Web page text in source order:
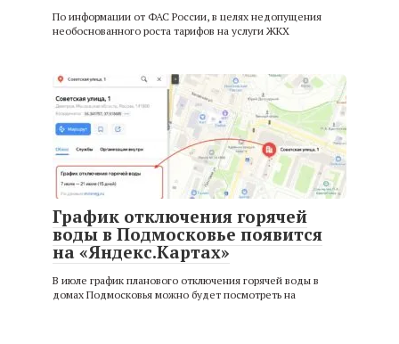
По информации от ФАС России, в целях недопущения
необоснованного роста тарифов на услуги ЖКХ
График отключения горячей
воды в Подмосковье появится
на «Яндекс.Картах»
В июле график планового отключения горячей воды в
домах Подмосковья можно будет посмотреть на